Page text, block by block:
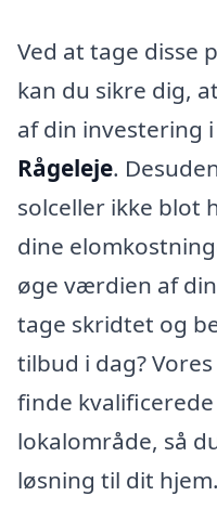
Ved at tage disse
kan du sikre dig,
af din investering i
Rågeleje.
solceller ikke blot
dine
øge værdien af
tage skridtet og
tilbud i dag?
finde
lokalområde, så
løsning til dit hjem.